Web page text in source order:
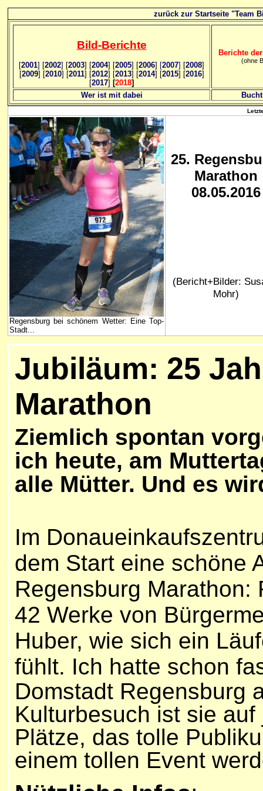
zurück zur Startseite "Team
Bild-Berichte
[2001] [2002] [2003] [2004] [2005] [2006] [2007] [2008]
[2009] [2010] [2011] [2012] [2013] [2014] [2015] [2016]
[2017] [2018]
Berichte
(ohne
Wer ist mit dabei
Regensburg bei schönem Wetter: Eine Top-
Stadt...
25.
Marathon
08.05.2016
(Bericht+Bilder:
Mohr)
Jubiläum: 25
Marathon
Ziemlich spontan
ich heute, am
alle Mütter. Und es
Im
dem Start eine schöne
Regensburg
42 Werke von
Huber, wie sich ein
fühlt. Ich hatte schon
Domstadt Regensburg
Kulturbesuch ist sie
Plätze, das tolle
einem tollen Event